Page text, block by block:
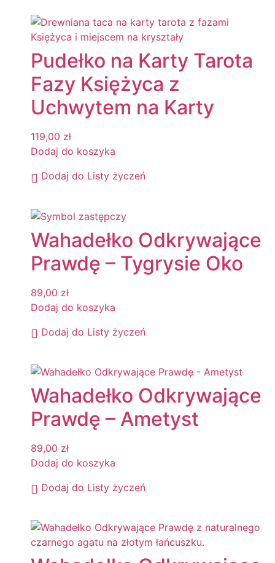
Pudełko na Karty Tarota
Fazy Księżyca z
Uchwytem na Karty
119,00 zł
Dodaj do koszyka
Dodaj do Listy życzeń
Wahadełko Odkrywające
Prawdę – Tygrysie Oko
89,00 zł
Dodaj do koszyka
Dodaj do Listy życzeń
Wahadełko Odkrywające
Prawdę – Ametyst
89,00 zł
Dodaj do koszyka
Dodaj do Listy życzeń